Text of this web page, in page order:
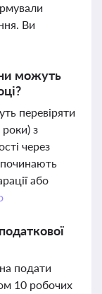
Ви
можуть
перевіряти
з
через
або
подати
10 робочих